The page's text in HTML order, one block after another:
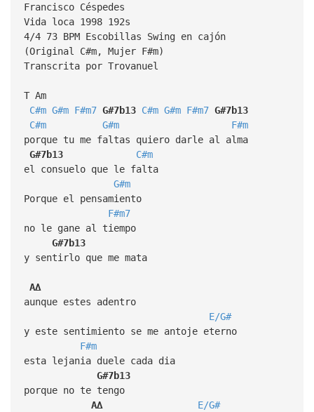
Francisco Céspedes
Vida loca 1998 192s
4/4 73 BPM Escobillas Swing en cajón
(Original C#m, Mujer F#m)
Transcrita por Trovanuel
T Am
C#m G#m F#m7 G#7b13 C#m G#m F#m7 G#7b13
C#m
G#m
F#m
porque tu me faltas quiero darle al alma
G#7b13
C#m
el consuelo que le falta
G#m
Porque el pensamiento
F#m7
no le gane al tiempo
G#7b13
y sentirlo que me mata
A∆
aunque estes adentro
E/G#
y este sentimiento se me antoje eterno
F#m
esta lejania duele cada dia
G#7b13
porque no te tengo
A∆
E/G#